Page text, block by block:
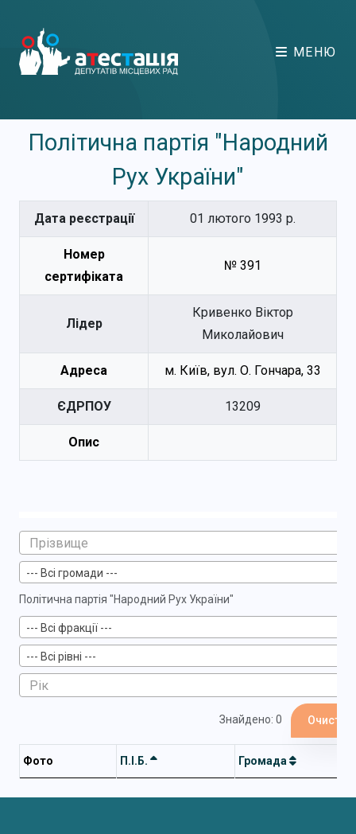
МЕНЮ
Політична партія "Народний
Рух України"
Дата реєстрації 01 лютого 1993 р.
Номер
сертифіката
№ 391
Лідер
Кривенко Віктор
Миколайович
Адреса м. Київ, вул. О. Гончара, 33
ЄДРПОУ 13209
Опис
--- Всі громади ---
Політична партія "Народний Рух України"
--- Всі фракції ---
--- Всі рівні ---
Знайдено: 0
Фото П.І.Б. Громада